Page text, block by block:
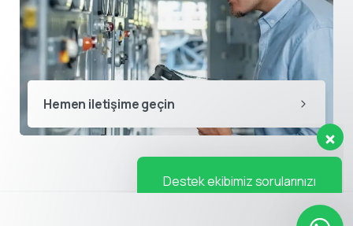
Hemen iletişime geçin
Destek ekibimiz sorularınızı
yanıtlamak için burada.
👋 Merhaba, size nasıl yardımcı
olabiliriz?